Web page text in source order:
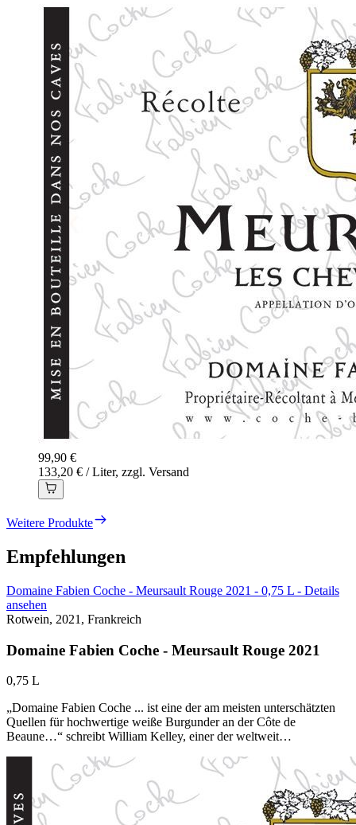
99,90 €
133,20 € / Liter, zzgl. Versand
Weitere Produkte
Empfehlungen
Domaine Fabien Coche - Meursault Rouge 2021 - 0,75 L - Details
ansehen
Rotwein, 2021, Frankreich
Domaine Fabien Coche - Meursault Rouge 2021
0,75 L
„Domaine Fabien Coche ... ist eine der am meisten unterschätzten
Quellen für hochwertige weiße Burgunder an der Côte de
Beaune…“ schreibt William Kelley, einer der weltweit…